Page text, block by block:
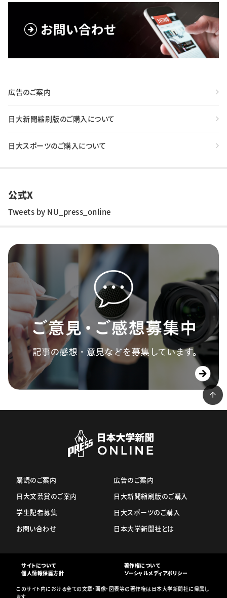
広告のご案内
日大新聞縮刷版のご購入について
日大スポーツのご購入について
公式X
Tweets by NU_press_online
購読のご案内
日大文芸賞のご案内
学生記者募集
お問い合わせ
広告のご案内
日大新聞縮刷版のご購入
日大スポーツのご購入
日本大学新聞社とは
サイトについて
著作権について
個人情報保護方針
ソーシャルメディアポリシー
このサイト内における全ての文章・画像・図表等の著作権は日本大学新聞社に帰属し
ます